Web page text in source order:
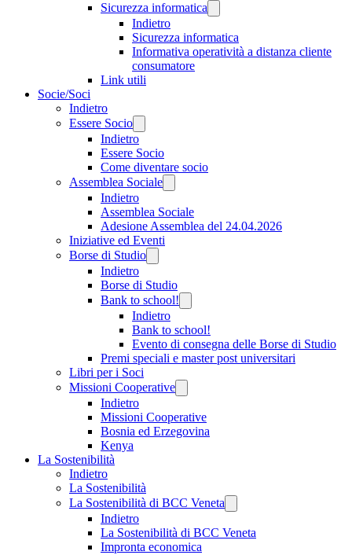
Sicurezza informatica
Indietro
Sicurezza informatica
Informativa operatività a distanza cliente
consumatore
Link utili
Socie/Soci
Indietro
Essere Socio
Indietro
Essere Socio
Come diventare socio
Assemblea Sociale
Indietro
Assemblea Sociale
Adesione Assemblea del 24.04.2026
Iniziative ed Eventi
Borse di Studio
Indietro
Borse di Studio
Bank to school!
Indietro
Bank to school!
Evento di consegna delle Borse di Studio
Premi speciali e master post universitari
Libri per i Soci
Missioni Cooperative
Indietro
Missioni Cooperative
Bosnia ed Erzegovina
Kenya
La Sostenibilità
Indietro
La Sostenibilità
La Sostenibilità di BCC Veneta
Indietro
La Sostenibilità di BCC Veneta
Impronta economica